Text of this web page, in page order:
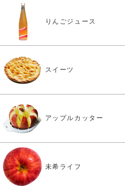
りんごジュース
スイーツ
アップルカッター
未希ライフ